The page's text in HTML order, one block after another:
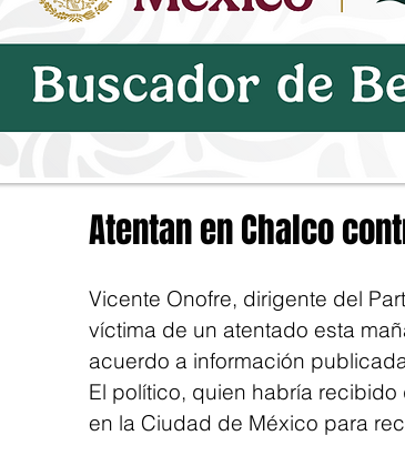
Atentan en Chalco
Vicente Onofre, dirigente del
víctima de un atentado esta
acuerdo a información
El político, quien habría
en la Ciudad de México para